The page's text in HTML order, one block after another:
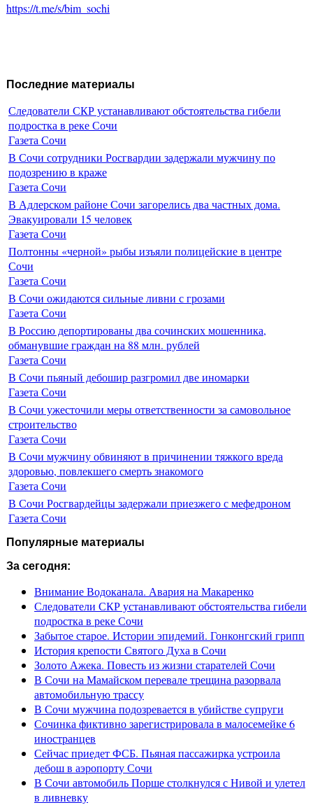
https://t.me/s/bim_sochi
Последние материалы
Следователи СКР устанавливают обстоятельства гибели
подростка в реке Сочи
Газета Сочи
В Сочи сотрудники Росгвардии задержали мужчину по
подозрению в краже
Газета Сочи
В Адлерском районе Сочи загорелись два частных дома.
Эвакуировали 15 человек
Газета Сочи
Полтонны «черной» рыбы изъяли полицейские в центре
Сочи
Газета Сочи
В Сочи ожидаются сильные ливни с грозами
Газета Сочи
В Россию депортированы два сочинских мошенника,
обманувшие граждан на 88 млн. рублей
Газета Сочи
В Сочи пьяный дебошир разгромил две иномарки
Газета Сочи
В Сочи ужесточили меры ответственности за самовольное
строительство
Газета Сочи
В Сочи мужчину обвиняют в причинении тяжкого вреда
здоровью, повлекшего смерть знакомого
Газета Сочи
В Сочи Росгвардейцы задержали приезжего с мефедроном
Газета Сочи
Популярные материалы
За сегодня:
Внимание Водоканала. Авария на Макаренко
Следователи СКР устанавливают обстоятельства гибели
подростка в реке Сочи
Забытое старое. Истории эпидемий. Гонконгский грипп
История крепости Святого Духа в Сочи
Золото Ажека. Повесть из жизни старателей Сочи
В Сочи на Мамайском перевале трещина разорвала
автомобильную трассу
В Сочи мужчина подозревается в убийстве супруги
Сочинка фиктивно зарегистрировала в малосемейке 6
иностранцев
Сейчас приедет ФСБ. Пьяная пассажирка устроила
дебош в аэропорту Сочи
В Сочи автомобиль Порше столкнулся с Нивой и улетел
в ливневку